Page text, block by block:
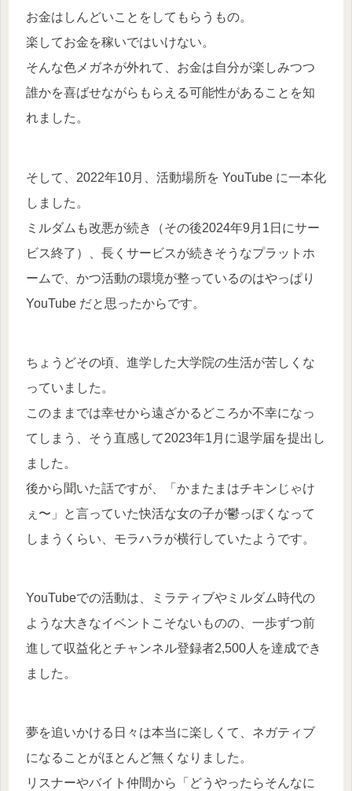
お金はしんどいことをしてもらうもの。
楽してお金を稼いではいけない。
そんな色メガネが外れて、お金は自分が楽しみつつ
誰かを喜ばせながらもらえる可能性があることを知
れました。
そして、2022年10月、活動場所を YouTube に一本化
しました。
ミルダムも改悪が続き（その後2024年9月1日にサー
ビス終了）、長くサービスが続きそうなプラットホ
ームで、かつ活動の環境が整っているのはやっぱり
YouTube だと思ったからです。
ちょうどその頃、進学した大学院の生活が苦しくな
っていました。
このままでは幸せから遠ざかるどころか不幸になっ
てしまう、そう直感して2023年1月に退学届を提出し
ました。
後から聞いた話ですが、「かまたまはチキンじゃけ
ぇ〜」と言っていた快活な女の子が鬱っぽくなって
しまうくらい、モラハラが横行していたようです。
YouTubeでの活動は、ミラティブやミルダム時代の
ような大きなイベントこそないものの、一歩ずつ前
進して収益化とチャンネル登録者2,500人を達成でき
ました。
夢を追いかける日々は本当に楽しくて、ネガティブ
になることがほとんど無くなりました。
リスナーやバイト仲間から「どうやったらそんなに